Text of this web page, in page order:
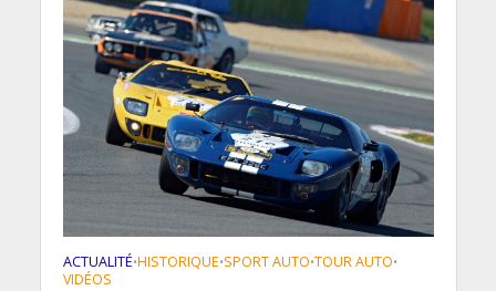
ACTUALITÉ•HISTORIQUE•SPORT AUTO•TOUR AUTO•
VIDÉOS